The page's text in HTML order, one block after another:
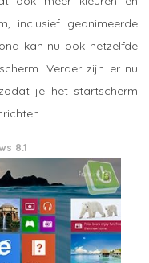
inclusief geanimeerde
kan nu ook hetzelfde
Verder zijn er nu
je het startscherm
8.1